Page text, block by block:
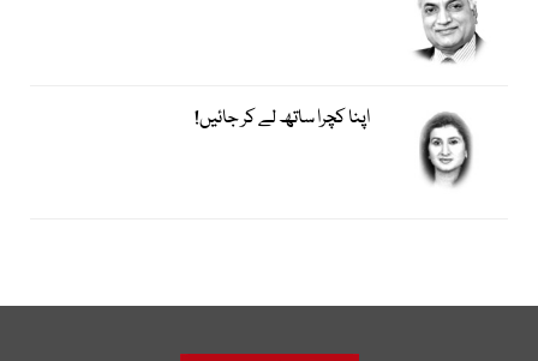
اپنا کچرا ساتھ لے کر جائیں!